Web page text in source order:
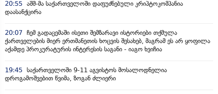
20:55 აშშ-მა საქართველოში დაფუძნებული კრიპტოკომპანია
დაასანქცირა
20:07 ჩემ გადაცემაში ისეთი შემზარავი ისტორიები თქმულა
ქართველების მიერ ერთმანეთის ხოცვის შესახებ, მაგრამ ეს არ ყოფილა
აქამდე პროკურატურის ინტერესის საგანი - იაგო ხვიჩია
19:45 საქართველოში 9-11 აგვისტოს მოსალოდნელია
დროგამოშვებით წვიმა, ზოგან ძლიერი